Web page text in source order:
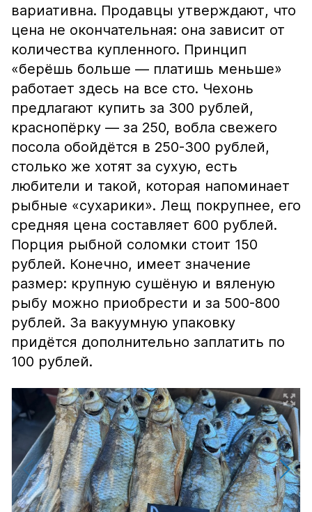
вариативна. Продавцы утверждают, что
цена не окончательная: она зависит от
количества купленного. Принцип
«берёшь больше — платишь меньше»
работает здесь на все сто. Чехонь
предлагают купить за 300 рублей,
краснопёрку — за 250, вобла свежего
посола обойдётся в 250-300 рублей,
столько же хотят за сухую, есть
любители и такой, которая напоминает
рыбные «сухарики». Лещ покрупнее, его
средняя цена составляет 600 рублей.
Порция рыбной соломки стоит 150
рублей. Конечно, имеет значение
размер: крупную сушёную и вяленую
рыбу можно приобрести и за 500-800
рублей. За вакуумную упаковку
придётся дополнительно заплатить по
100 рублей.